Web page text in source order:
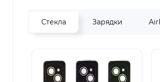
Стекла Зарядки